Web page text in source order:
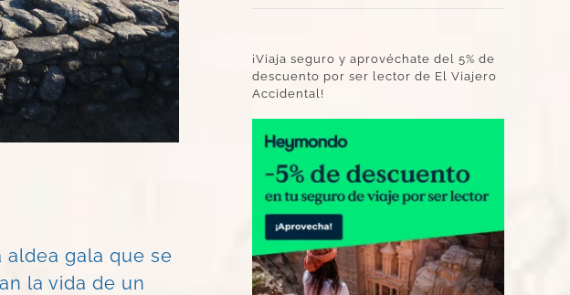
aldea gala que se
la vida de un
¡Viaja seguro y aprovéchate del 5% de
descuento por ser lector de El Viajero
Accidental!